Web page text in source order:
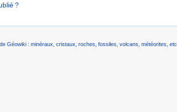
?
Géowiki : minéraux, cristaux, roches, fossiles, volcans, météorites, etc.